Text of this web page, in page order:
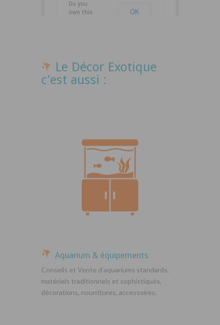
Do you
own this
OK
Le Décor Exotique
c’est aussi :
Aquarium & équipements
Conseils et Vente d’aquariums standards,
matériels traditionnels et sophistiqués,
décorations, nourritures, accessoires.